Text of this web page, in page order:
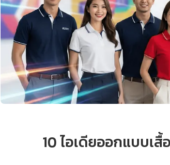
10 ไอเดียออกแบบเ